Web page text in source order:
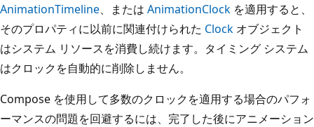
AnimationTimeline、または AnimationClock を適用すると、
そのプロパティに以前に関連付けられた Clock オブジェクト
はシステム リソースを消費し続けます。タイミング システム
はクロックを自動的に削除しません。
Compose を使用して多数のクロックを適用する場合のパフォ
ーマンスの問題を回避するには、完了した後にアニメーション